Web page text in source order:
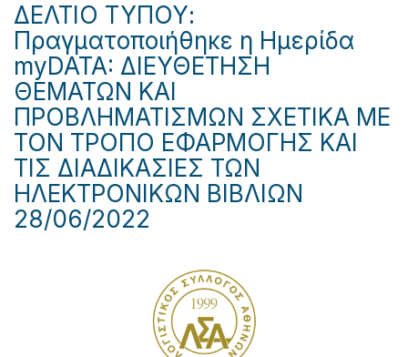
ΔΕΛΤΙΟ ΤΥΠΟΥ:
Πραγματοποιήθηκε η Ημερίδα
myDATA: ΔΙΕΥΘΕΤΗΣΗ
ΘΕΜΑΤΩΝ ΚΑΙ
ΠΡΟΒΛΗΜΑΤΙΣΜΩΝ ΣΧΕΤΙΚΑ ΜΕ
ΤΟΝ ΤΡΟΠΟ ΕΦΑΡΜΟΓΗΣ ΚΑΙ
ΤΙΣ ΔΙΑΔΙΚΑΣΙΕΣ ΤΩΝ
ΗΛΕΚΤΡΟΝΙΚΩΝ ΒΙΒΛΙΩΝ
28/06/2022